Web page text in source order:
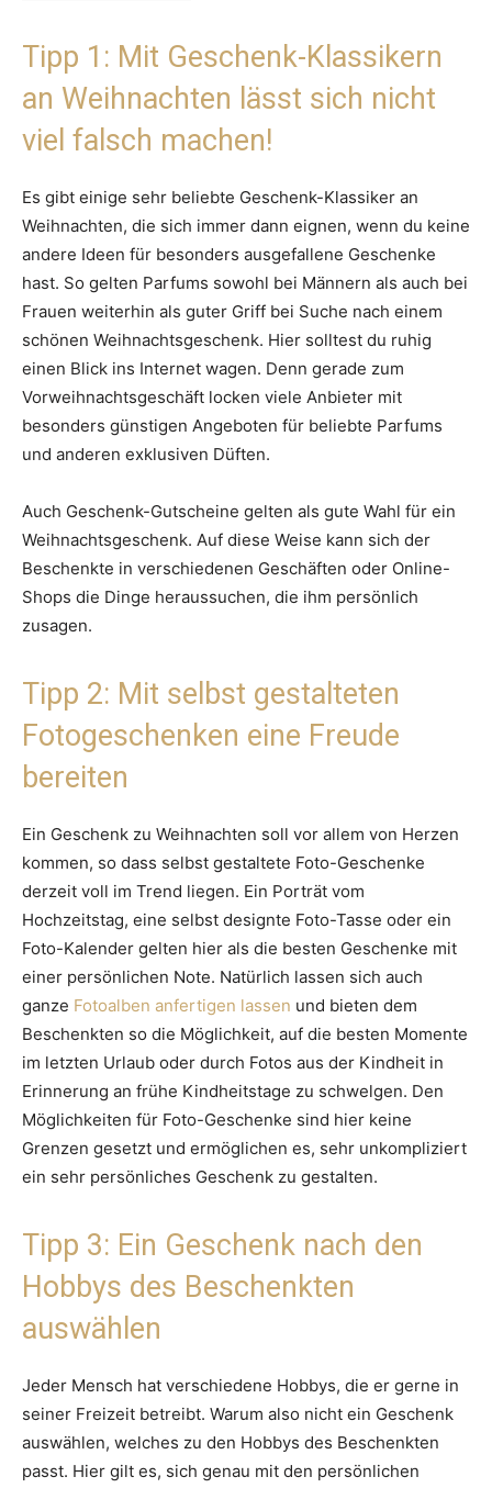
Tipp 1: Mit Geschenk-Klassikern
an Weihnachten lässt sich nicht
viel falsch machen!
Es gibt einige sehr beliebte Geschenk-Klassiker an
Weihnachten, die sich immer dann eignen, wenn du keine
andere Ideen für besonders ausgefallene Geschenke
hast. So gelten Parfums sowohl bei Männern als auch bei
Frauen weiterhin als guter Griff bei Suche nach einem
schönen Weihnachtsgeschenk. Hier solltest du ruhig
einen Blick ins Internet wagen. Denn gerade zum
Vorweihnachtsgeschäft locken viele Anbieter mit
besonders günstigen Angeboten für beliebte Parfums
und anderen exklusiven Düften.
Auch Geschenk-Gutscheine gelten als gute Wahl für ein
Weihnachtsgeschenk. Auf diese Weise kann sich der
Beschenkte in verschiedenen Geschäften oder Online-
Shops die Dinge heraussuchen, die ihm persönlich
zusagen.
Tipp 2: Mit selbst gestalteten
Fotogeschenken eine Freude
bereiten
Ein Geschenk zu Weihnachten soll vor allem von Herzen
kommen, so dass selbst gestaltete Foto-Geschenke
derzeit voll im Trend liegen. Ein Porträt vom
Hochzeitstag, eine selbst designte Foto-Tasse oder ein
Foto-Kalender gelten hier als die besten Geschenke mit
einer persönlichen Note. Natürlich lassen sich auch
ganze Fotoalben anfertigen lassen und bieten dem
Beschenkten so die Möglichkeit, auf die besten Momente
im letzten Urlaub oder durch Fotos aus der Kindheit in
Erinnerung an frühe Kindheitstage zu schwelgen. Den
Möglichkeiten für Foto-Geschenke sind hier keine
Grenzen gesetzt und ermöglichen es, sehr unkompliziert
ein sehr persönliches Geschenk zu gestalten.
Tipp 3: Ein Geschenk nach den
Hobbys des Beschenkten
auswählen
Jeder Mensch hat verschiedene Hobbys, die er gerne in
seiner Freizeit betreibt. Warum also nicht ein Geschenk
auswählen, welches zu den Hobbys des Beschenkten
passt. Hier gilt es, sich genau mit den persönlichen